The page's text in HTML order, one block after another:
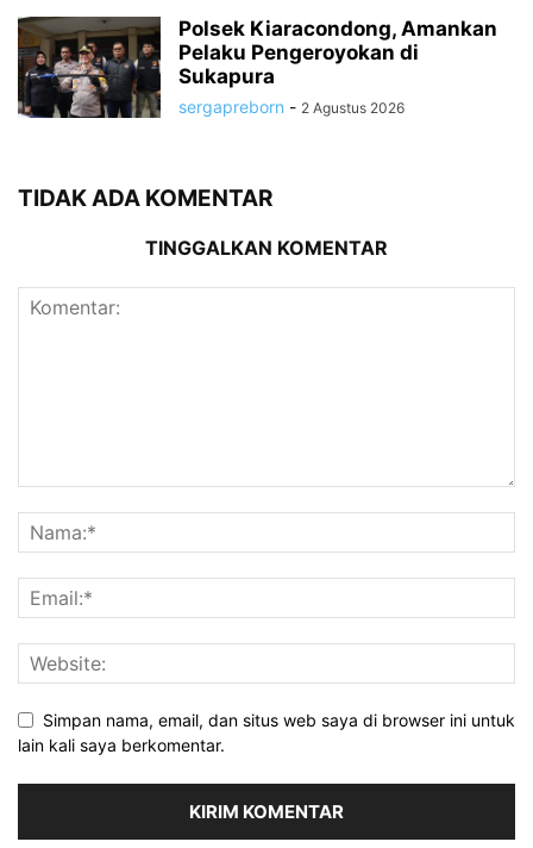
Polsek Kiaracondong, Amankan
Pelaku Pengeroyokan di
Sukapura
sergapreborn - 2 Agustus 2026
TIDAK ADA KOMENTAR
TINGGALKAN KOMENTAR
Simpan nama, email, dan situs web saya di browser ini untuk
lain kali saya berkomentar.